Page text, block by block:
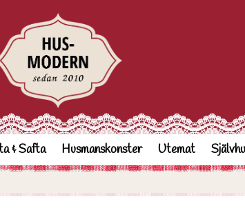
& Safta Husmanskonster Utemat